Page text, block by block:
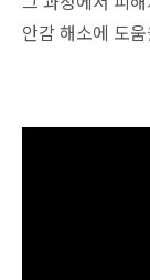
안감 해소에 도